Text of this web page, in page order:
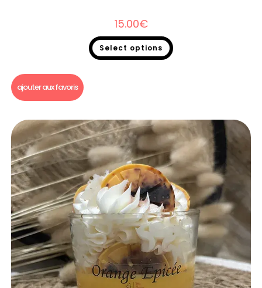
15.00€
Select options
ajouter aux favoris